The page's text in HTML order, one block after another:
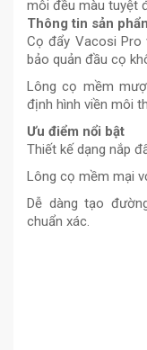
môi đều màu tuyệt
Thông tin sản
Cọ đẩy Vacosi Pro
bảo quản đầu cọ
Lông cọ mềm
định hình viền môi
Ưu điểm nổi bật
Thiết kế dạng nắp
Lông cọ mềm mại
Dễ dàng tạo
chuẩn xác.